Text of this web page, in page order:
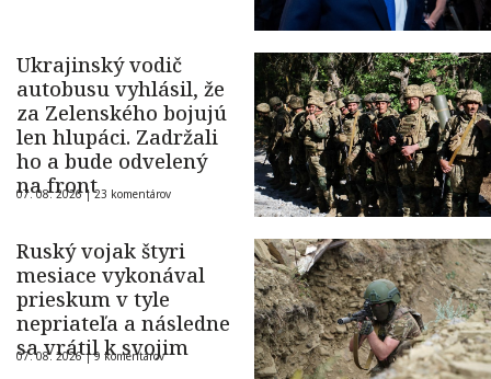
Ukrajinský vodič
autobusu vyhlásil, že
za Zelenského bojujú
len hlupáci. Zadržali
ho a bude odvelený
na front
07. 08. 2026 |23 komentárov
Ruský vojak štyri
mesiace vykonával
prieskum v tyle
nepriateľa a následne
sa vrátil k svojim
07. 08. 2026 |9 komentárov